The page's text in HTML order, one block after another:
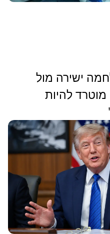
ישירה מול
להיות